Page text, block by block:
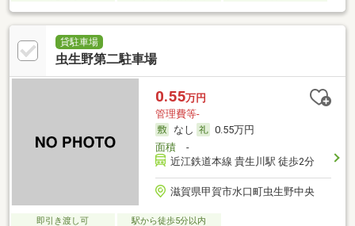
貸駐車場
虫生野第二駐車場
0.55万円
管理費等-
なし
0.55万円
面積-
近江鉄道本線 貴生川駅 徒歩2分
滋賀県甲賀市水口町虫生野中央
即引き渡し可 駅から徒歩5分以内